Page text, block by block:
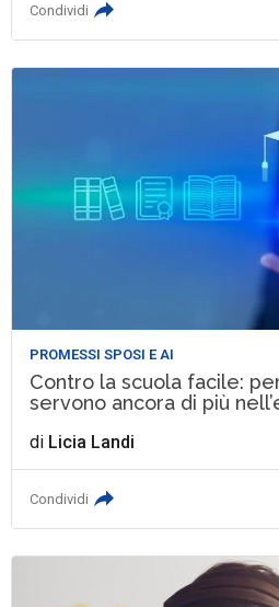
Condividi
PROMESSI SPOSI E AI
Contro la scuola facile:
servono ancora di più
di Licia Landi
Condividi